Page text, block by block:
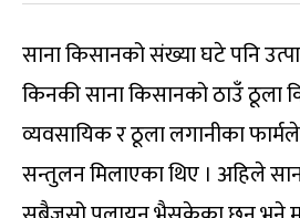
साना किसानको संख्या घटे पनि
किनकी साना किसानको ठाउँ ठूला
व्यवसायिक र ठूला लगानीका
सन्तुलन मिलाएका थिए । अहिले